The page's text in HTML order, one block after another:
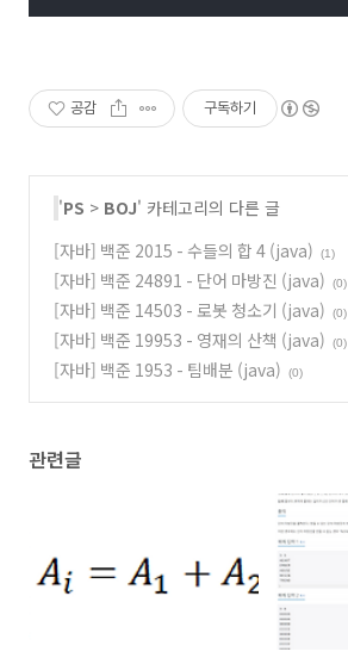
        }
private void printAns(
        Arrays.sort(ans);
    }
공감 구독하기
'PS > BOJ' 카테고리의 다른 글
[자바] 백준 2015 - 수들의 합 4 (java)
(1)
[자바] 백준 24891 - 단어 마방진 (java) (0)
[자바] 백준 14503 - 로봇 청소기 (java) (0)
[자바] 백준 19953 - 영재의 산책 (java) (0)
[자바] 백준 1953 - 팀배분 (java) (0)
관련글